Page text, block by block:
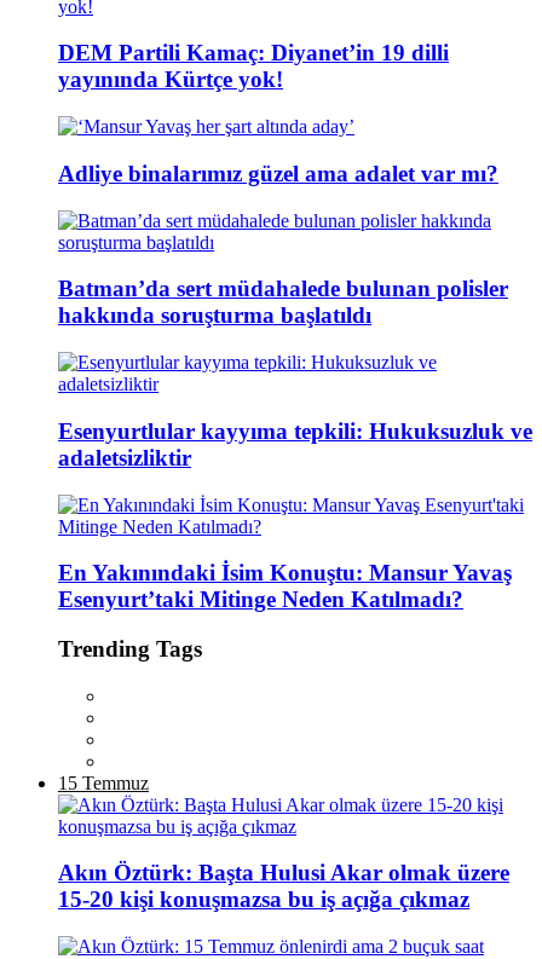
DEM Partili Kamaç: Diyanet’in 19 dilli
yayınında Kürtçe yok!
Adliye binalarımız güzel ama adalet var mı?
Batman’da sert müdahalede bulunan polisler
hakkında soruşturma başlatıldı
Esenyurtlular kayyıma tepkili: Hukuksuzluk ve
adaletsizliktir
En Yakınındaki İsim Konuştu: Mansur Yavaş
Esenyurt’taki Mitinge Neden Katılmadı?
Trending Tags
15 Temmuz
Akın Öztürk: Başta Hulusi Akar olmak üzere
15-20 kişi konuşmazsa bu iş açığa çıkmaz